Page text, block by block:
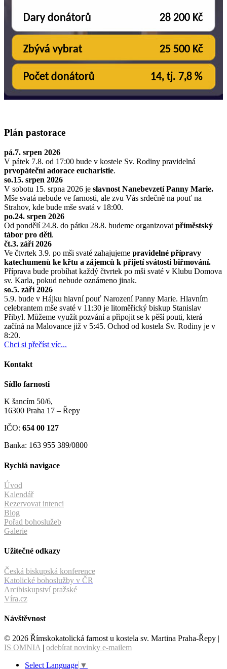
Plán pastorace
pá.7. srpen 2026
V pátek 7.8. od 17:00 bude v kostele Sv. Rodiny pravidelná
prvopáteční adorace eucharistie.
so.15. srpen 2026
V sobotu 15. srpna 2026 je slavnost Nanebevzetí Panny Marie.
Mše svatá nebude ve farnosti, ale zvu Vás srdečně na pouť na
Strahov, kde bude mše svatá v 18:00.
po.24. srpen 2026
Od pondělí 24.8. do pátku 28.8. budeme organizovat příměstský
tábor pro děti.
čt.3. září 2026
Ve čtvrtek 3.9. po mši svaté zahajujeme pravidelné přípravy
katechumenů ke křtu a zájemců k přijetí svátosti biřmování.
Příprava bude probíhat každý čtvrtek po mši svaté v Klubu Domova
sv. Karla, pokud nebude oznámeno jinak.
so.5. září 2026
5.9. bude v Hájku hlavní pouť Narození Panny Marie. Hlavním
celebrantem mše svaté v 11:30 je litoměřický biskup Stanislav
Přibyl. Můžeme využít pozvání a připojit se k pěší pouti, která
začíná na Malovance již v 5:45. Ochod od kostela Sv. Rodiny je v
8:20.
Chci si přečíst víc...
Kontakt
Sídlo farnosti
K šancím 50/6,
16300 Praha 17 – Řepy
IČO: 654 00 127
Banka: 163 955 389/0800
Rychlá navigace
Úvod
Kalendář
Rezervovat intenci
Blog
Pořad bohoslužeb
Galerie
Užitečné odkazy
Česká biskupská konference
Katolické bohoslužby v ČR
Arcibiskupství pražské
Víra.cz
Návštěvnost
© 2026 Římskokatolická farnost u kostela sv. Martina Praha-Řepy |
IS OMNIA | odebírat novinky e-mailem
Select Language ▼